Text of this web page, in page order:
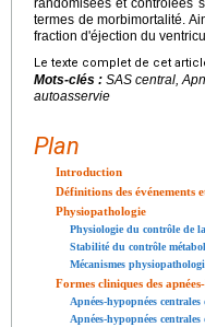
randomisées et contrôlées
termes de morbimortalité.
fraction d'éjection du
Le texte complet de cet
Mots-clés : SAS central,
autoasservie
Plan
Introduction
Définitions des événements
Physiopathologie
Physiologie du contrôle de
Stabilité du contrôle
Mécanismes
Formes cliniques des
Apnées-hypopnées
Apnées-hypopnées